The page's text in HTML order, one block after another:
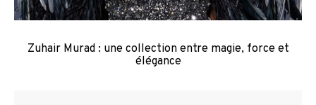
Zuhair Murad : une collection entre magie, force et
élégance